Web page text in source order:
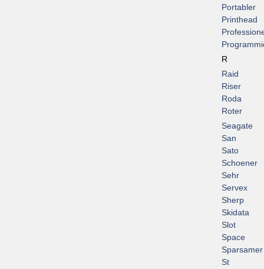
Portabler
Printhead
R
Raid
Riser
Roda
Roter
Seagate
San
Sato
Schoener
Sehr
Servex
Sherp
Skidata
Slot
Space
Sparsamer
St